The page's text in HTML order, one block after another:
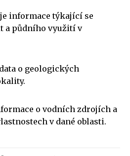
informace týkající se
a půdního využití v
o geologických
o vodních zdrojích a
v dané oblasti.